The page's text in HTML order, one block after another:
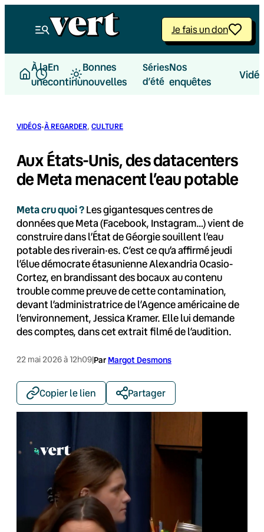
Je fais un don
À la
une
En
continu
Bonnes
nouvelles
Séries
d’été
Nos
enquêtes
VIDÉOS·À REGARDER, CULTURE
Aux États-Unis, des datacenters
de Meta menacent l’eau potable
Meta cru quoi ?Les gigantesques centres de
données que Meta (Facebook, Instagram…) vient de
construire dans l’État de Géorgie souillent l’eau
potable des riverain·es. C’est ce qu’a affirmé jeudi
l’élue démocrate étasunienne Alexandria Ocasio-
Cortez, en brandissant des bocaux au contenu
trouble comme preuve de cette contamination,
devant l’administratrice de l’Agence américaine de
l’environnement, Jessica Kramer. Elle lui demande
des comptes, dans cet extrait filmé de l’audition.
22 mai 2026 à 12h09|Par Margot Desmons
Copier le lien Partager